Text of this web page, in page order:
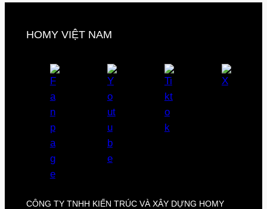
HOMY VIỆT NAM
CÔNG TY TNHH KIẾN TRÚC VÀ XÂY DỰNG HOMY